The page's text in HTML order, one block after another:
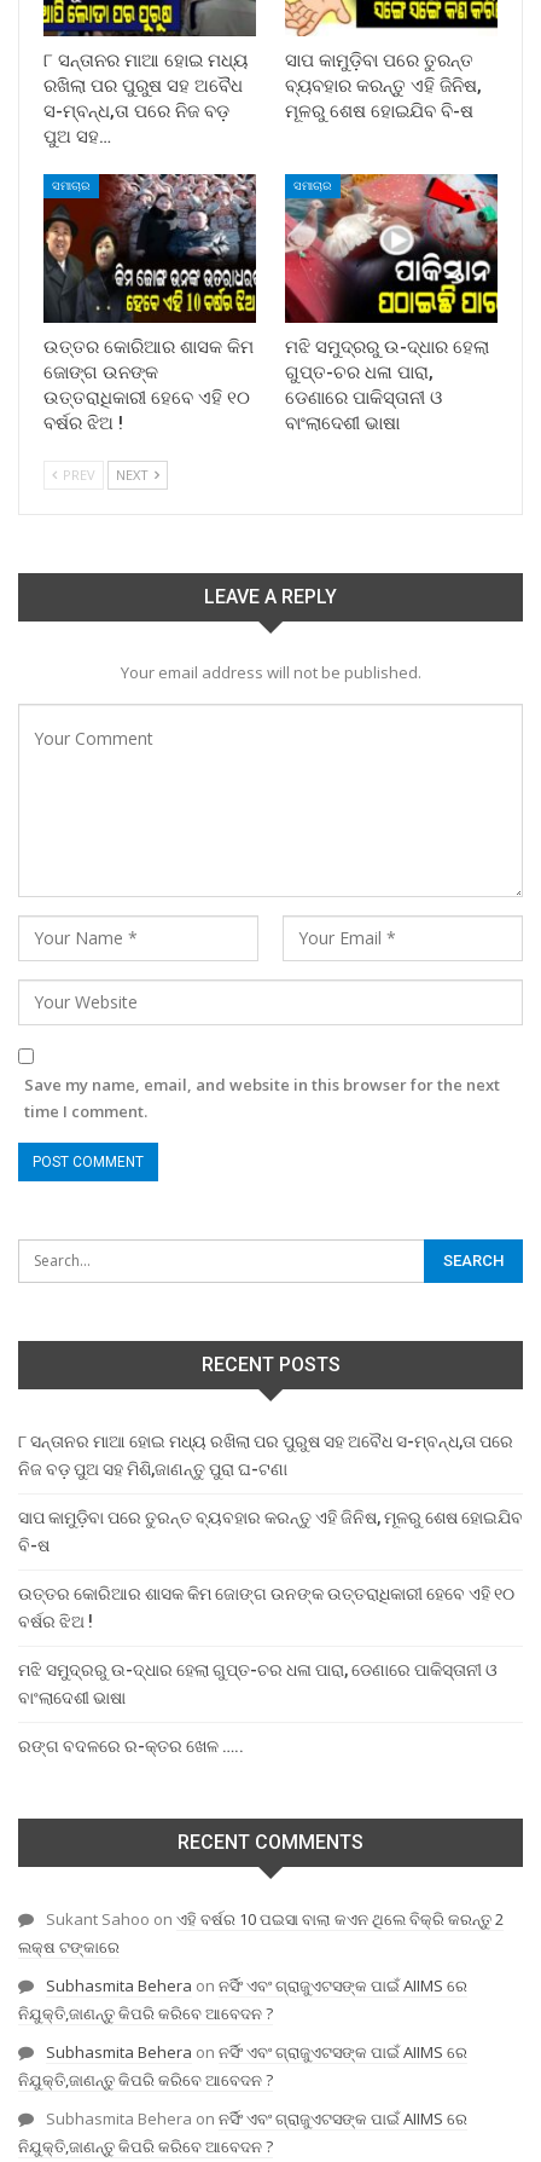
୮ ସନ୍ତାନର ମାଆ ହୋଇ ମଧ୍ୟ
ରଖିଲା ପର ପୁରୁଷ ସହ ଅବୈଧ
ସ-ମ୍ବନ୍ଧ,ତା ପରେ ନିଜ ବଡ଼
ପୁଅ ସହ…
ସାପ କାମୁଡ଼ିବା ପରେ ତୁରନ୍ତ
ବ୍ୟବହାର କରନ୍ତୁ ଏହି ଜିନିଷ,
ମୂଳରୁ ଶେଷ ହୋଇଯିବ ବି-ଷ
ସମାଚାର
ଉତ୍ତର କୋରିଆର ଶାସକ କିମ
ଜୋଙ୍ଗ ଉନଙ୍କ
ଉତ୍ତରାଧିକାରୀ ହେବେ ଏହି ୧୦
ବର୍ଷର ଝିଅ !
ସମାଚାର
ମଝି ସମୁଦ୍ରରୁ ଉ-ଦ୍ଧାର ହେଲା
ଗୁପ୍ତ-ଚର ଧଳା ପାରା,
ଡେଣାରେ ପାକିସ୍ତାନୀ ଓ
ବାଂଲାଦେଶୀ ଭାଷା
PREV NEXT
LEAVE A REPLY
Your email address will not be published.
Save my name, email, and website in this browser for the next
time I comment.
RECENT POSTS
୮ ସନ୍ତାନର ମାଆ ହୋଇ ମଧ୍ୟ ରଖିଲା ପର ପୁରୁଷ ସହ ଅବୈଧ ସ-ମ୍ବନ୍ଧ,ତା ପରେ
ନିଜ ବଡ଼ ପୁଅ ସହ ମିଶି,ଜାଣନ୍ତୁ ପୁରା ଘ-ଟଣା
ସାପ କାମୁଡ଼ିବା ପରେ ତୁରନ୍ତ ବ୍ୟବହାର କରନ୍ତୁ ଏହି ଜିନିଷ, ମୂଳରୁ ଶେଷ ହୋଇଯିବ
ବି-ଷ
ଉତ୍ତର କୋରିଆର ଶାସକ କିମ ଜୋଙ୍ଗ ଉନଙ୍କ ଉତ୍ତରାଧିକାରୀ ହେବେ ଏହି ୧୦
ବର୍ଷର ଝିଅ !
ମଝି ସମୁଦ୍ରରୁ ଉ-ଦ୍ଧାର ହେଲା ଗୁପ୍ତ-ଚର ଧଳା ପାରା, ଡେଣାରେ ପାକିସ୍ତାନୀ ଓ
ବାଂଲାଦେଶୀ ଭାଷା
ରଙ୍ଗ ବଦଳରେ ର-କ୍ତର ଖେଳ …..
RECENT COMMENTS
Sukant Sahoo on ଏହି ବର୍ଷର 10 ପଇସା ବାଲା କଏନ ଥିଲେ ବିକ୍ରି କରନ୍ତୁ 2
ଲକ୍ଷ ଟଙ୍କାରେ
Subhasmita Behera on ନର୍ସିଂ ଏବଂ ଗ୍ରାଜୁଏଟସଙ୍କ ପାଇଁ AIIMS ରେ
ନିଯୁକ୍ତି,ଜାଣନ୍ତୁ କିପରି କରିବେ ଆବେଦନ ?
Subhasmita Behera on ନର୍ସିଂ ଏବଂ ଗ୍ରାଜୁଏଟସଙ୍କ ପାଇଁ AIIMS ରେ
ନିଯୁକ୍ତି,ଜାଣନ୍ତୁ କିପରି କରିବେ ଆବେଦନ ?
Subhasmita Behera on ନର୍ସିଂ ଏବଂ ଗ୍ରାଜୁଏଟସଙ୍କ ପାଇଁ AIIMS ରେ
ନିଯୁକ୍ତି,ଜାଣନ୍ତୁ କିପରି କରିବେ ଆବେଦନ ?